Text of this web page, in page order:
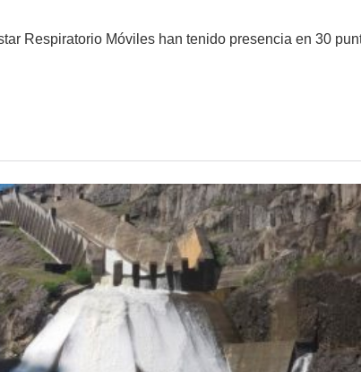
Respiratorio Móviles han tenido presencia en 30